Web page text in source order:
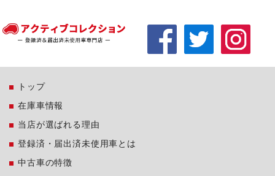
トップ
在庫車情報
当店が選ばれる理由
登録済・届出済未使用車とは
中古車の特徴